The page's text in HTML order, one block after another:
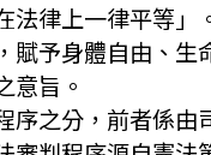
律上一律平等
予身體自由、
意旨。
之分，前者係